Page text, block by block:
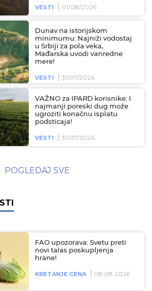
VESTI 01/08/2026
Dunav na istorijskom
minimumu: Najniži vodostaj
u Srbiji za pola veka,
Mađarska uvodi vanredne
mere!
VESTI 31/07/2026
VAŽNO za IPARD korisnike: I
najmanji poreski dug može
ugroziti konačnu isplatu
podsticaja!
VESTI 31/07/2026
POGLEDAJ SVE
FAO upozorava: Svetu preti
novi talas poskupljenja
hrane!
KRETANJE CENA 08.08.2026